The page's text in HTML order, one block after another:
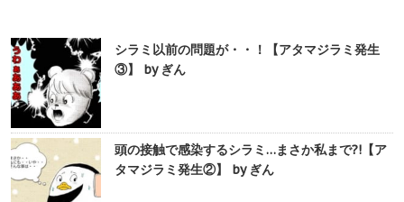
シラミ以前の問題が・・！【アタマジラミ発生
③】 by ぎん
頭の接触で感染するシラミ…まさか私まで?!【ア
タマジラミ発生②】 by ぎん